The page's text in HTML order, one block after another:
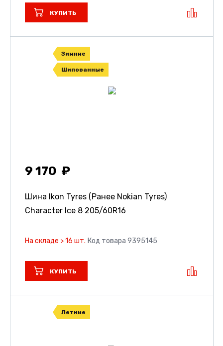
КУПИТЬ
Зимние
Шипованные
9 170
Шина Ikon Tyres (Ранее Nokian Tyres)
Character Ice 8 205/60R16
На складе > 16 шт. Код товара 9395145
КУПИТЬ
Летние